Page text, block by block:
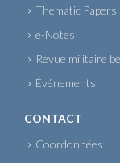
Thematic Papers
e-Notes
Revue militaire
Événements
CONTACT
Coordonnées